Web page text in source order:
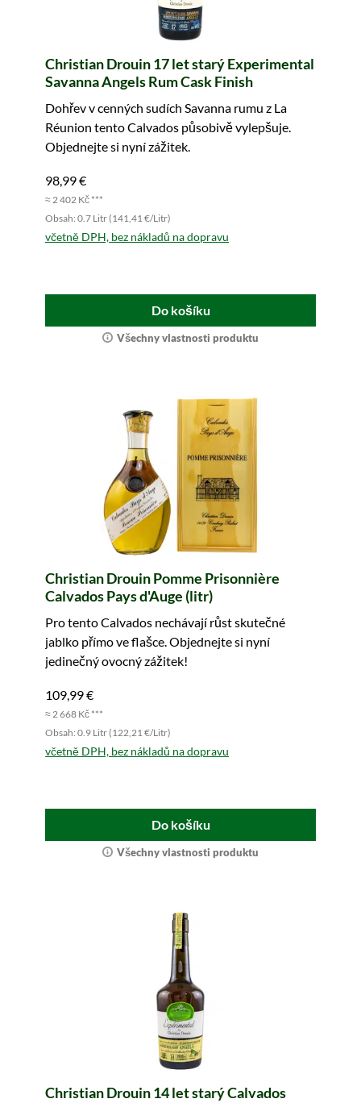
Christian Drouin 17 let starý Experimental
Savanna Angels Rum Cask Finish
Dohřev v cenných sudích Savanna rumu z La
Réunion tento Calvados působivě vylepšuje.
Objednejte si nyní zážitek.
98,99 €
≈ 2 402 Kč ***
Obsah: 0.7 Litr (141,41 €/Litr)
včetně DPH, bez nákladů na dopravu
Do košíku
Všechny vlastnosti produktu
Christian Drouin Pomme Prisonnière
Calvados Pays d'Auge (litr)
Pro tento Calvados nechávají růst skutečné
jablko přímo ve flašce. Objednejte si nyní
jedinečný ovocný zážitek!
109,99 €
≈ 2 668 Kč ***
Obsah: 0.9 Litr (122,21 €/Litr)
včetně DPH, bez nákladů na dopravu
Do košíku
Všechny vlastnosti produktu
Christian Drouin 14 let starý Calvados